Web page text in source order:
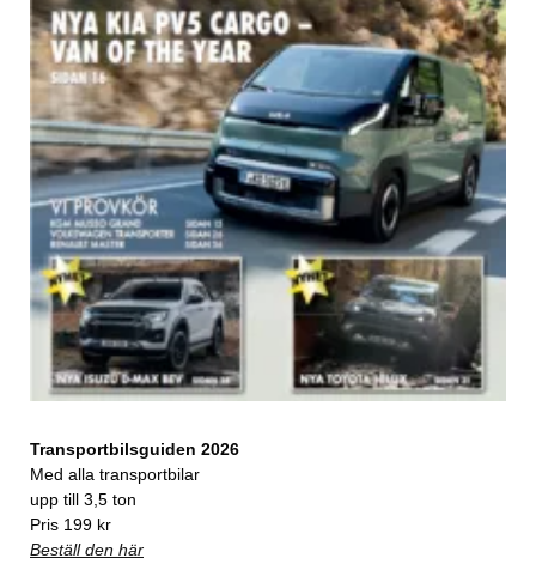
Transportbilsguiden 2026
Med alla transportbilar
upp till 3,5 ton
Pris 199 kr
Beställ den här